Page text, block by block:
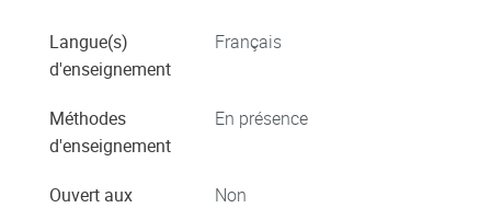
Langue(s)
d'enseignement
Français
Méthodes
d'enseignement
En présence
Ouvert aux
Non